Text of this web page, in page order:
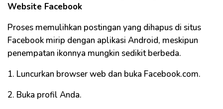
Website Facebook
Proses memulihkan postingan yang dihapus di situs
Facebook mirip dengan aplikasi Android, meskipun
penempatan ikonnya mungkin sedikit berbeda.
1. Luncurkan browser web dan buka Facebook.com.
2. Buka profil Anda.